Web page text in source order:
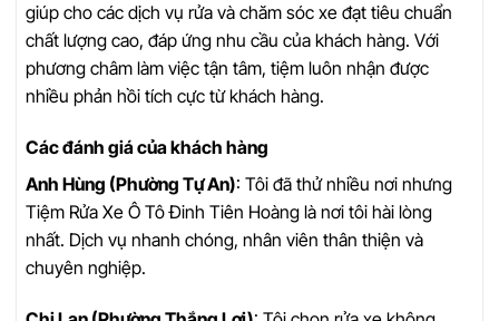
giúp cho các dịch vụ rửa và chăm sóc xe đạt tiêu chuẩn
chất lượng cao, đáp ứng nhu cầu của khách hàng. Với
phương châm làm việc tận tâm, tiệm luôn nhận được
nhiều phản hồi tích cực từ khách hàng.
Các đánh giá của khách hàng
Anh Hùng (Phường Tự An): Tôi đã thử nhiều nơi nhưng
Tiệm Rửa Xe Ô Tô Đinh Tiên Hoàng là nơi tôi hài lòng
nhất. Dịch vụ nhanh chóng, nhân viên thân thiện và
chuyên nghiệp.